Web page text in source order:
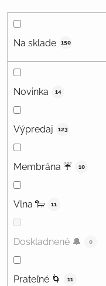
Na sklade 150
Novinka 14
Výpredaj 123
Membrána ☔️ 10
Vlna 🐑 11
Doskladnené 🔔 0
Prateľné 🌀 11